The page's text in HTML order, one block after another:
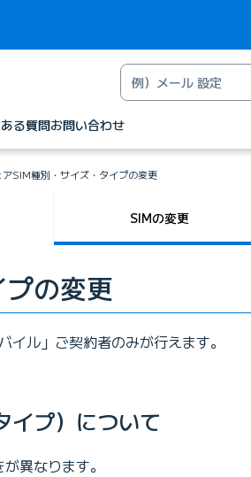
る質問お問い合わせ
アSIM種別・サイズ・タイプの変更
SIMの変更
の変更
ル」ご契約者のみが行えます。
イプ）について
異なります。